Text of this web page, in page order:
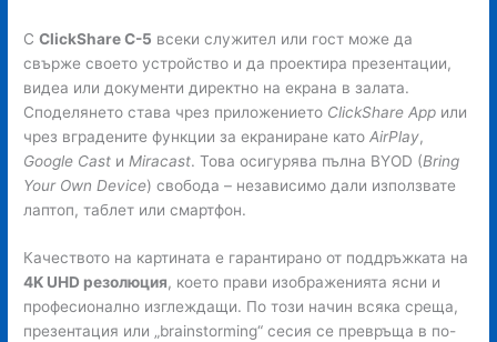
СClickShare C-5 всеки служител или гост може да
свърже своето устройство и да проектира презентации,
видеа или документи директно на екрана в залата.
Споделянето става чрез приложението ClickShare App или
чрез вградените функции за екраниране катоAirPlay,
Google Cast и Miracast. Това осигурява пълна BYOD (Bring
Your Own Device) свобода – независимо дали използвате
лаптоп, таблет или смартфон.
Качеството на картината е гарантирано от поддръжката на
4K UHD резолюция, което прави изображенията ясни и
професионално изглеждащи. По този начин всяка среща,
презентация или „brainstorming“ сесия се превръща в по-